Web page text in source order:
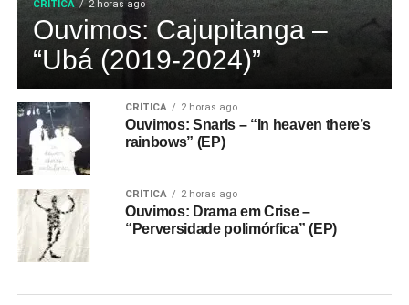
CRÍTICA 2 horas ago
Ouvimos: Cajupitanga –
“Ubá (2019-2024)”
CRÍTICA 2 horas ago
Ouvimos: Snarls – “In heaven there’s
rainbows” (EP)
CRÍTICA 2 horas ago
Ouvimos: Drama em Crise –
“Perversidade polimórfica” (EP)